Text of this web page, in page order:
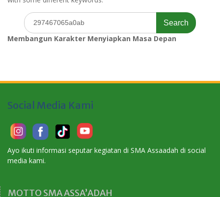
Search
for:
Membangun Karakter Menyiapkan Masa Depan
Social Media Kami
Ayo ikuti informasi seputar kegiatan di SMA Assaadah di social
media kami.
MOTTO SMA ASSA’ADAH